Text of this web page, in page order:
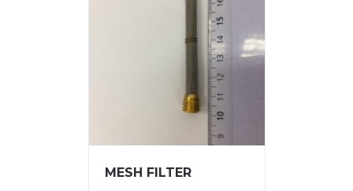
MESH FILTER